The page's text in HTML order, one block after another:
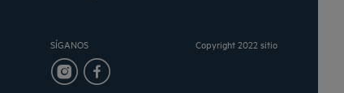
SÍGANOS Copyright 2022 sitio